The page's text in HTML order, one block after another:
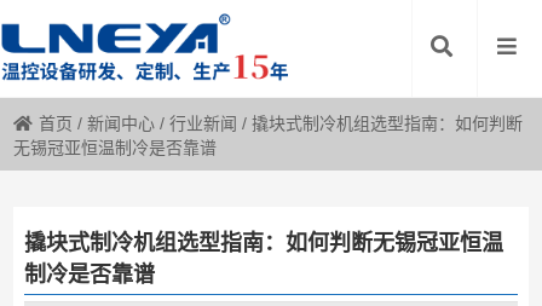
首页 /新闻中心 /行业新闻 /撬块式制冷机组选型指南：如何判断
无锡冠亚恒温制冷是否靠谱
撬块式制冷机组选型指南：如何判断无锡冠亚恒温
制冷是否靠谱